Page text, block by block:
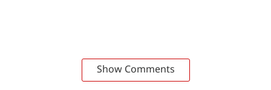
Show Comments